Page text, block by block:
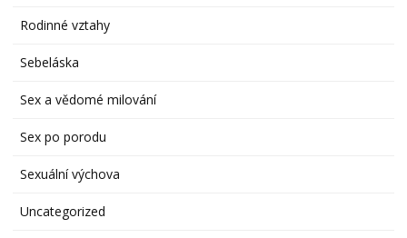
Rodinné vztahy
Sebeláska
Sex a vědomé milování
Sex po porodu
Sexuální výchova
Uncategorized